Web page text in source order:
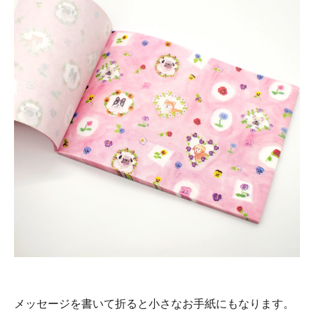
メッセージを書いて折ると小さなお手紙にもなります。